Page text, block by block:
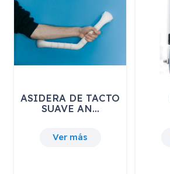
ASIDERA DE TACTO
SUAVE AN…
Ver más